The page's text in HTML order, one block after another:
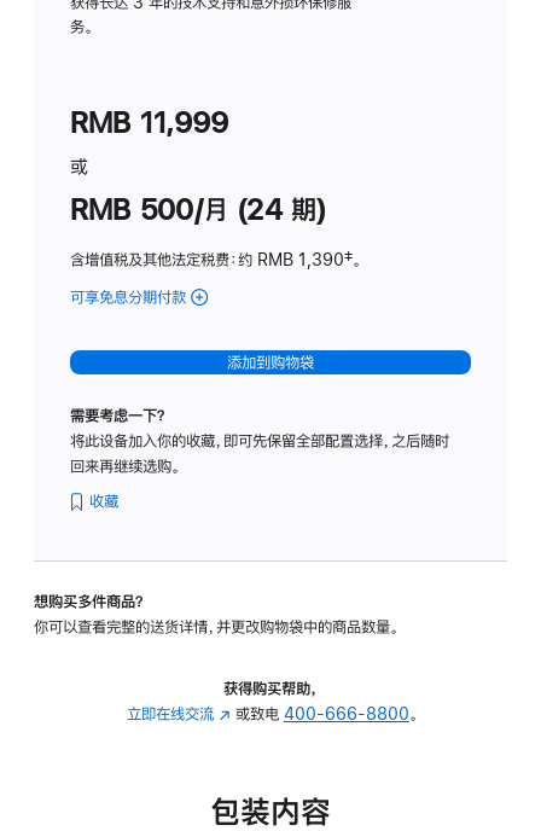
务。
RMB 11,999
或
RMB 500/月 (24 期)
含增值税及其他法定税费：约 RMB 1,390脚
‡。
可享免息分期付款 (Studio
-
标
璃
转
的
添加到购物袋
需要考虑一下？
将此设备加入你的收藏，即可先保留全部配置选择，之后随时
回来再继续选购。
收藏
想购买多件商品？
你可以查看完整的送货详情，并更改购物袋中的商品数量。
获得购买帮助，
立即在线交流 (在
中
或致电 400-666-8800。
包装内容